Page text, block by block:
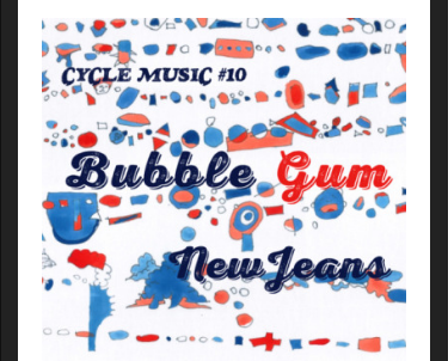
僕と担当編集者の共通の友人であり、設計事務所
imaを主宰するインテリア・デザイナー小林恭が
スピンしていて、「あっ、これも自転車ジャケだ
った！」と思いだした大好きな曲について、今月
は紹介しましょう。 それはアメリカで現代最高の
ライヴ・バンドと絶賛され、ジャズ〜ファンク〜
ヒップホップ〜ロック〜ゴスペルのグルーヴも併
せもつソウルフルなサウンドで、現行ニューオー
リンズ・シーンの存在感あふれる象徴のように輝
くグループ、Tank and the Bangas。その中心は
紅一点の女性シンガー／ポエトリー・リーダー
Tarriona “Tank” Ballで、彼女はMoonchild始め
数多くのアーティストへの客演でも大活躍してい
ますね。そんなTank and the Bangasが2019年に
Robert Glasperらをプロデューサーに迎えリリー
スしたメジャー・デビュー・アルバム『Green